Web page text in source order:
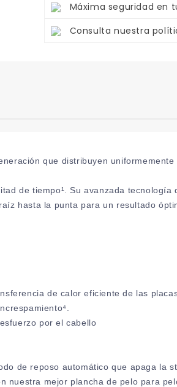
Máxima seguridad en
Consulta nuestra
que distribuyen
de tiempo¹. Su avanzada tecnología
hasta la punta para un resultado
de calor eficiente de las
por el cabello
de reposo automático que apaga la
nuestra mejor plancha de pelo para